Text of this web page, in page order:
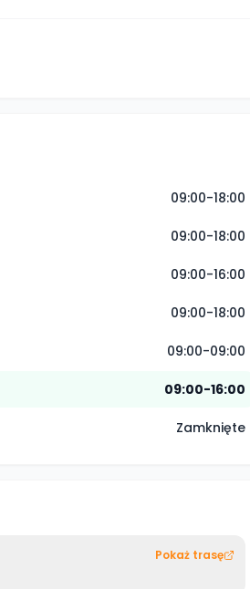
09:00-18:00
09:00-18:00
09:00-16:00
09:00-18:00
09:00-09:00
09:00-16:00
Zamknięte
Pokaż trasę